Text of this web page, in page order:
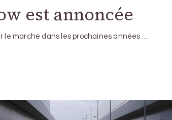
est annoncée
le marché dans les prochaines années …